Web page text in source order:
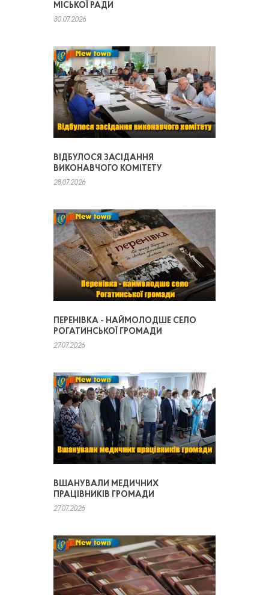
МІСЬКОЇ РАДИ
30.07.2026
ВІДБУЛОСЯ ЗАСІДАННЯ
ВИКОНАВЧОГО КОМІТЕТУ
28.07.2026
ПЕРЕНІВКА - НАЙМОЛОДШЕ СЕЛО
РОГАТИНСЬКОЇ ГРОМАДИ
27.07.2026
ВШАНУВАЛИ МЕДИЧНИХ
ПРАЦІВНИКІВ ГРОМАДИ
27.07.2026